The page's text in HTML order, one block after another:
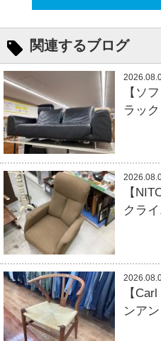
関連するブログ
【ソ
ラッ
【
クラ
【
ンア